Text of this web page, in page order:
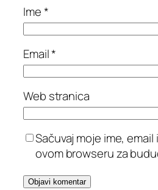
Ime*
Email*
Web stranica
Sačuvaj moje ime,
ovom browseru za